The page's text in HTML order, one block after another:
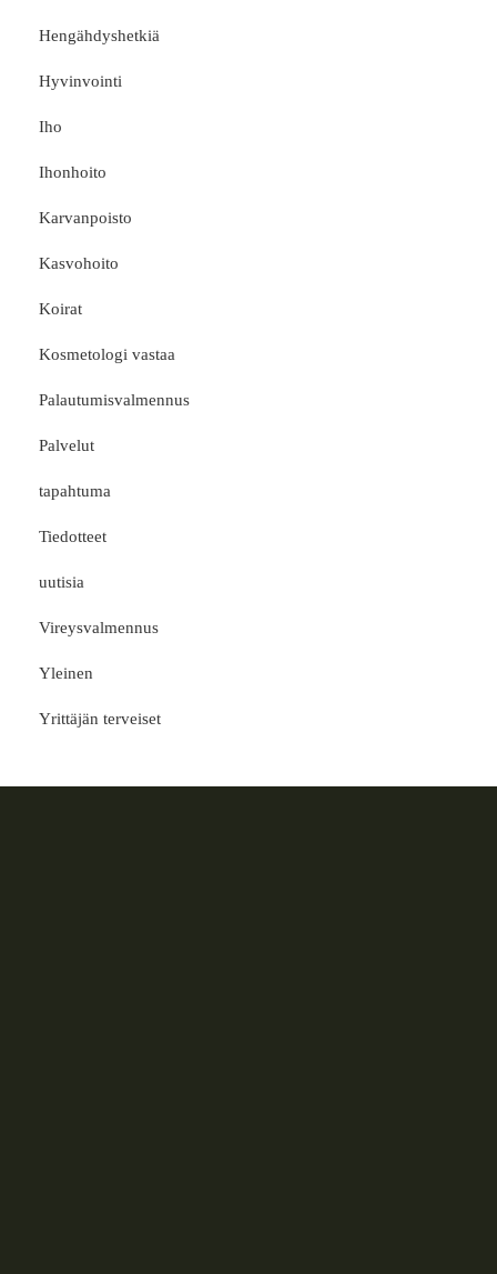
Hengähdyshetkiä
Hyvinvointi
Iho
Ihonhoito
Karvanpoisto
Kasvohoito
Koirat
Kosmetologi vastaa
Palautumisvalmennus
Palvelut
tapahtuma
Tiedotteet
uutisia
Vireysvalmennus
Yleinen
Yrittäjän terveiset